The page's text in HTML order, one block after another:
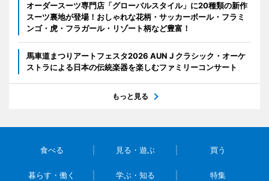
オーダースーツ専門店「グローバルスタイル」に20種類の新作
スーツ裏地が登場！おしゃれな花柄・サッカーボール・フラミ
ンゴ・虎・フラガール・リゾート柄など豊富！
馬車道まつりアートフェスタ2026 AUN J クラシック・オーケ
ストラによる日本の伝統楽器を楽しむファミリーコンサート
もっと見る
食べる 見る・遊ぶ 買う
暮らす・働く 学ぶ・知る 特集